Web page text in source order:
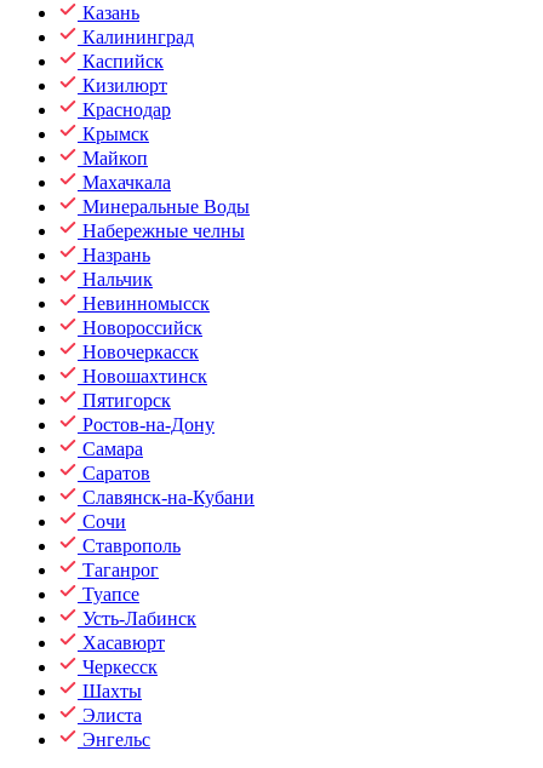
Казань
Калининград
Каспийск
Кизилюрт
Краснодар
Крымск
Майкоп
Махачкала
Минеральные Воды
Набережные челны
Назрань
Нальчик
Невинномысск
Новороссийск
Новочеркасск
Новошахтинск
Пятигорск
Ростов-на-Дону
Самара
Саратов
Славянск-на-Кубани
Сочи
Ставрополь
Таганрог
Туапсе
Усть-Лабинск
Хасавюрт
Черкесск
Шахты
Элиста
Энгельс